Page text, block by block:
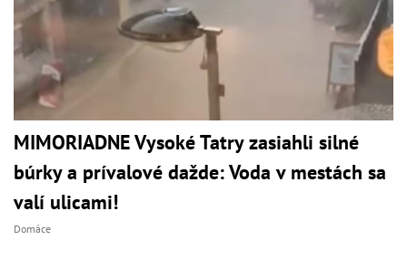
MIMORIADNE Vysoké Tatry zasiahli silné
búrky a prívalové dažde: Voda v mestách sa
valí ulicami!
Domáce